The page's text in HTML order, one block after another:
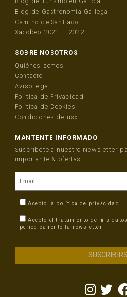
Blog de Gastronomía Gallega
Camino de Santiago
Xacobeo 2021 – 2022
SOBRE NOSOTROS
Quiénes somos
Contacto
Aviso legal
Política de Privacidad
Política de Cookies
Condiciones de uso
MANTENTE INFORMADO
Suscríbete a nuestro Newsletter
importante & ofertas
Acepto la política de privacidad
Acepto el tratamiento de mis
periódicamente la newsletter.